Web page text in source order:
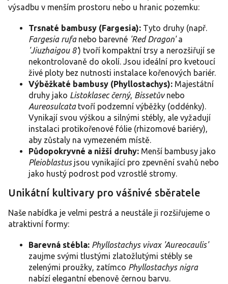
výsadbu v menším prostoru nebo u hranic pozemku:
Trsnaté bambusy (Fargesia): Tyto druhy (např.
Fargesia rufanebo barevné 'Red Dragon'a
'Jiuzhaigou 8') tvoří kompaktní trsy a nerozšiřují se
nekontrolovaně do okolí. Jsou ideální pro kvetoucí
živé ploty bez nutnosti instalace kořenových bariér.
Výběžkaté bambusy (Phyllostachys): Majestátní
druhy jako Listoklasec černý, Bissetůvnebo
Aureosulcatatvoří podzemní výběžky (oddénky).
Vynikají svou výškou a silnými stébly, ale vyžadují
instalaci protikořenové fólie (rhizomové bariéry),
aby zůstaly na vymezeném místě.
Půdopokryvné a nižší druhy: Menší bambusy jako
Pleioblastusjsou vynikající pro zpevnění svahů nebo
jako hustý podrost pod vzrostlé stromy.
Unikátní kultivary pro vášnivé sběratele
Naše nabídka je velmi pestrá a neustále ji rozšiřujeme o
atraktivní formy:
Barevná stébla: Phyllostachys vivax 'Aureocaulis'
zaujme svými tlustými zlatožlutými stébly se
zelenými proužky, zatímco Phyllostachys nigra
nabízí elegantní ebenově černou barvu.